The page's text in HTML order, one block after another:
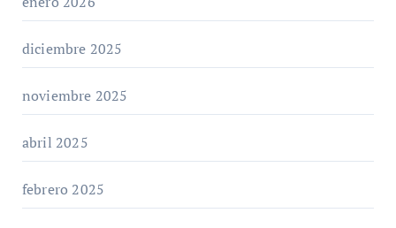
diciembre 2025
noviembre 2025
abril 2025
febrero 2025